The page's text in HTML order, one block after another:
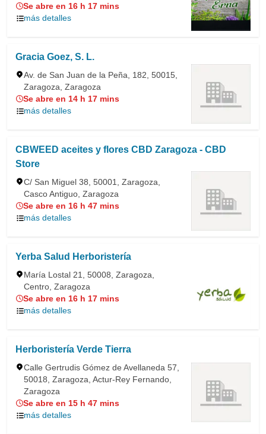
Se abre en 16 h 17 mins
más detalles
Gracia Goez, S. L.
Av. de San Juan de la Peña, 182, 50015,
Zaragoza, Zaragoza
Se abre en 14 h 17 mins
más detalles
CBWEED aceites y flores CBD Zaragoza - CBD
Store
C/ San Miguel 38, 50001, Zaragoza,
Casco Antiguo, Zaragoza
Se abre en 16 h 47 mins
más detalles
Yerba Salud Herboristería
María Lostal 21, 50008, Zaragoza,
Centro, Zaragoza
Se abre en 16 h 17 mins
más detalles
Herboristería Verde Tierra
Calle Gertrudis Gómez de Avellaneda 57,
50018, Zaragoza, Actur-Rey Fernando,
Zaragoza
Se abre en 15 h 47 mins
más detalles